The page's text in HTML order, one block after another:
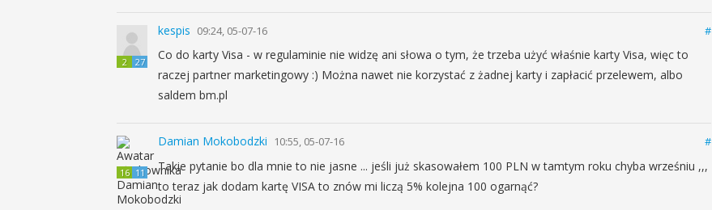
2 27
kespis 09:24, 05-07-16 #
Co do karty Visa - w regulaminie nie widzę ani słowa o tym, że trzeba użyć właśnie karty Visa, więc to
raczej partner marketingowy :) Można nawet nie korzystać z żadnej karty i zapłacić przelewem, albo
saldem bm.pl
16 11
Damian Mokobodzki 10:55, 05-07-16 #
Takie pytanie bo dla mnie to nie jasne ... jeśli już skasowałem 100 PLN w tamtym roku chyba wrześniu ,,,
to teraz jak dodam kartę VISA to znów mi liczą 5% kolejna 100 ogarnąć?